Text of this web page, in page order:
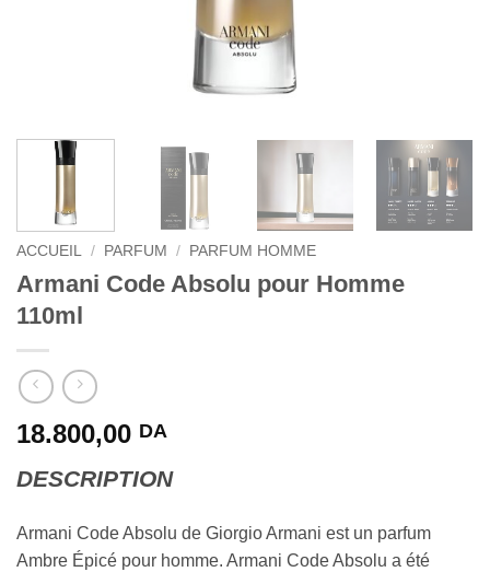
ACCUEIL / PARFUM / PARFUM HOMME
Armani Code Absolu pour Homme
110ml
18.800,00 DA
DESCRIPTION
Armani Code Absolu de Giorgio Armani est un parfum
Ambre Épicé pour homme. Armani Code Absolu a été